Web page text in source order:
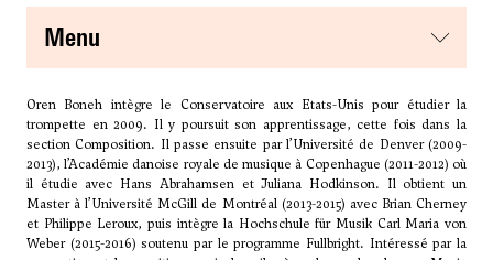
menu
Oren Boneh intègre le Conservatoire aux Etats-Unis pour étudier la
trompette en 2009. Il y poursuit son apprentissage, cette fois dans la
section Composition. Il passe ensuite par l’Université de Denver (2009-
2013), l’Académie danoise royale de musique à Copenhague (2011-2012) où
il étudie avec Hans Abrahamsenet Juliana Hodkinson. Il obtient un
Master à l’Université McGill de Montréal (2013-2015) avec Brian Cherney
et Philippe Leroux, puis intègre la Hochschule für Musik Carl Maria von
Weber (2015-2016) soutenu par le programme Fullbright. Intéressé par la